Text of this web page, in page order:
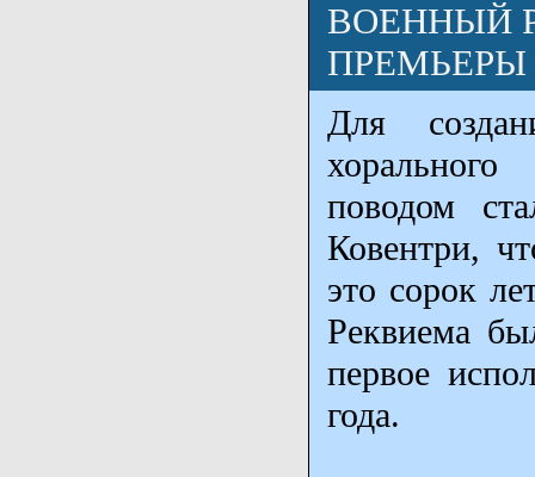
ВОЕННЫЙ
ПРЕМЬЕРЫ
Для
поводом
Ковентри,
это сорок
Реквиема
первое
года.